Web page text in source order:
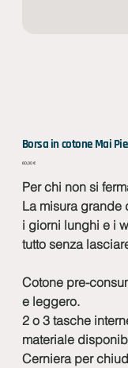
Borsa in cotone Mai
Prezzo
60,00 €
Per chi non si
La misura grande
i giorni lunghi e i
tutto senza
Cotone pre-
e leggero.
2 o 3 tasche
materiale
Cerniera per